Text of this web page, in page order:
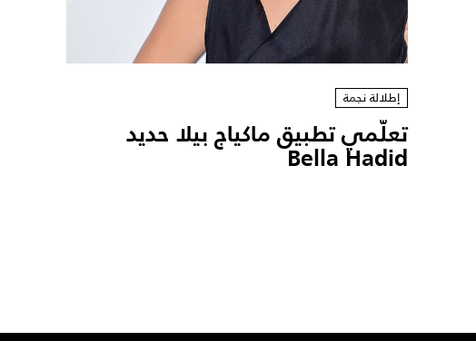
إطلالة نجمة
تعلّمي تطبيق ماكياج بيلا حديد
Bella Hadid